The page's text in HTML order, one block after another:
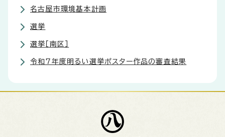
名古屋市環境基本計画
選挙
選挙［南区］
令和7年度明るい選挙ポスター作品の審査結果